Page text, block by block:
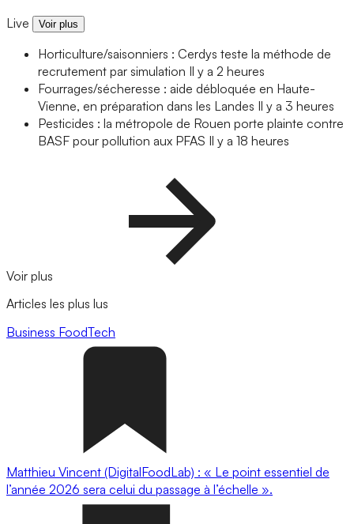
Live Voir plus
Horticulture/saisonniers : Cerdys teste la méthode de
recrutement par simulation Il y a 2 heures
Fourrages/sécheresse : aide débloquée en Haute-
Vienne, en préparation dans les Landes Il y a 3 heures
Pesticides : la métropole de Rouen porte plainte contre
BASF pour pollution aux PFAS Il y a 18 heures
Voir plus
Articles les plus lus
Business FoodTech
Matthieu Vincent (DigitalFoodLab) : « Le point essentiel de
l’année 2026 sera celui du passage à l’échelle ».